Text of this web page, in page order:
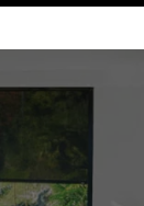
pentru
reala